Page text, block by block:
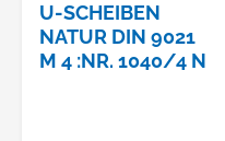
U-SCHEIBEN
NATUR DIN 9021
M 4 :NR. 1040/4 N